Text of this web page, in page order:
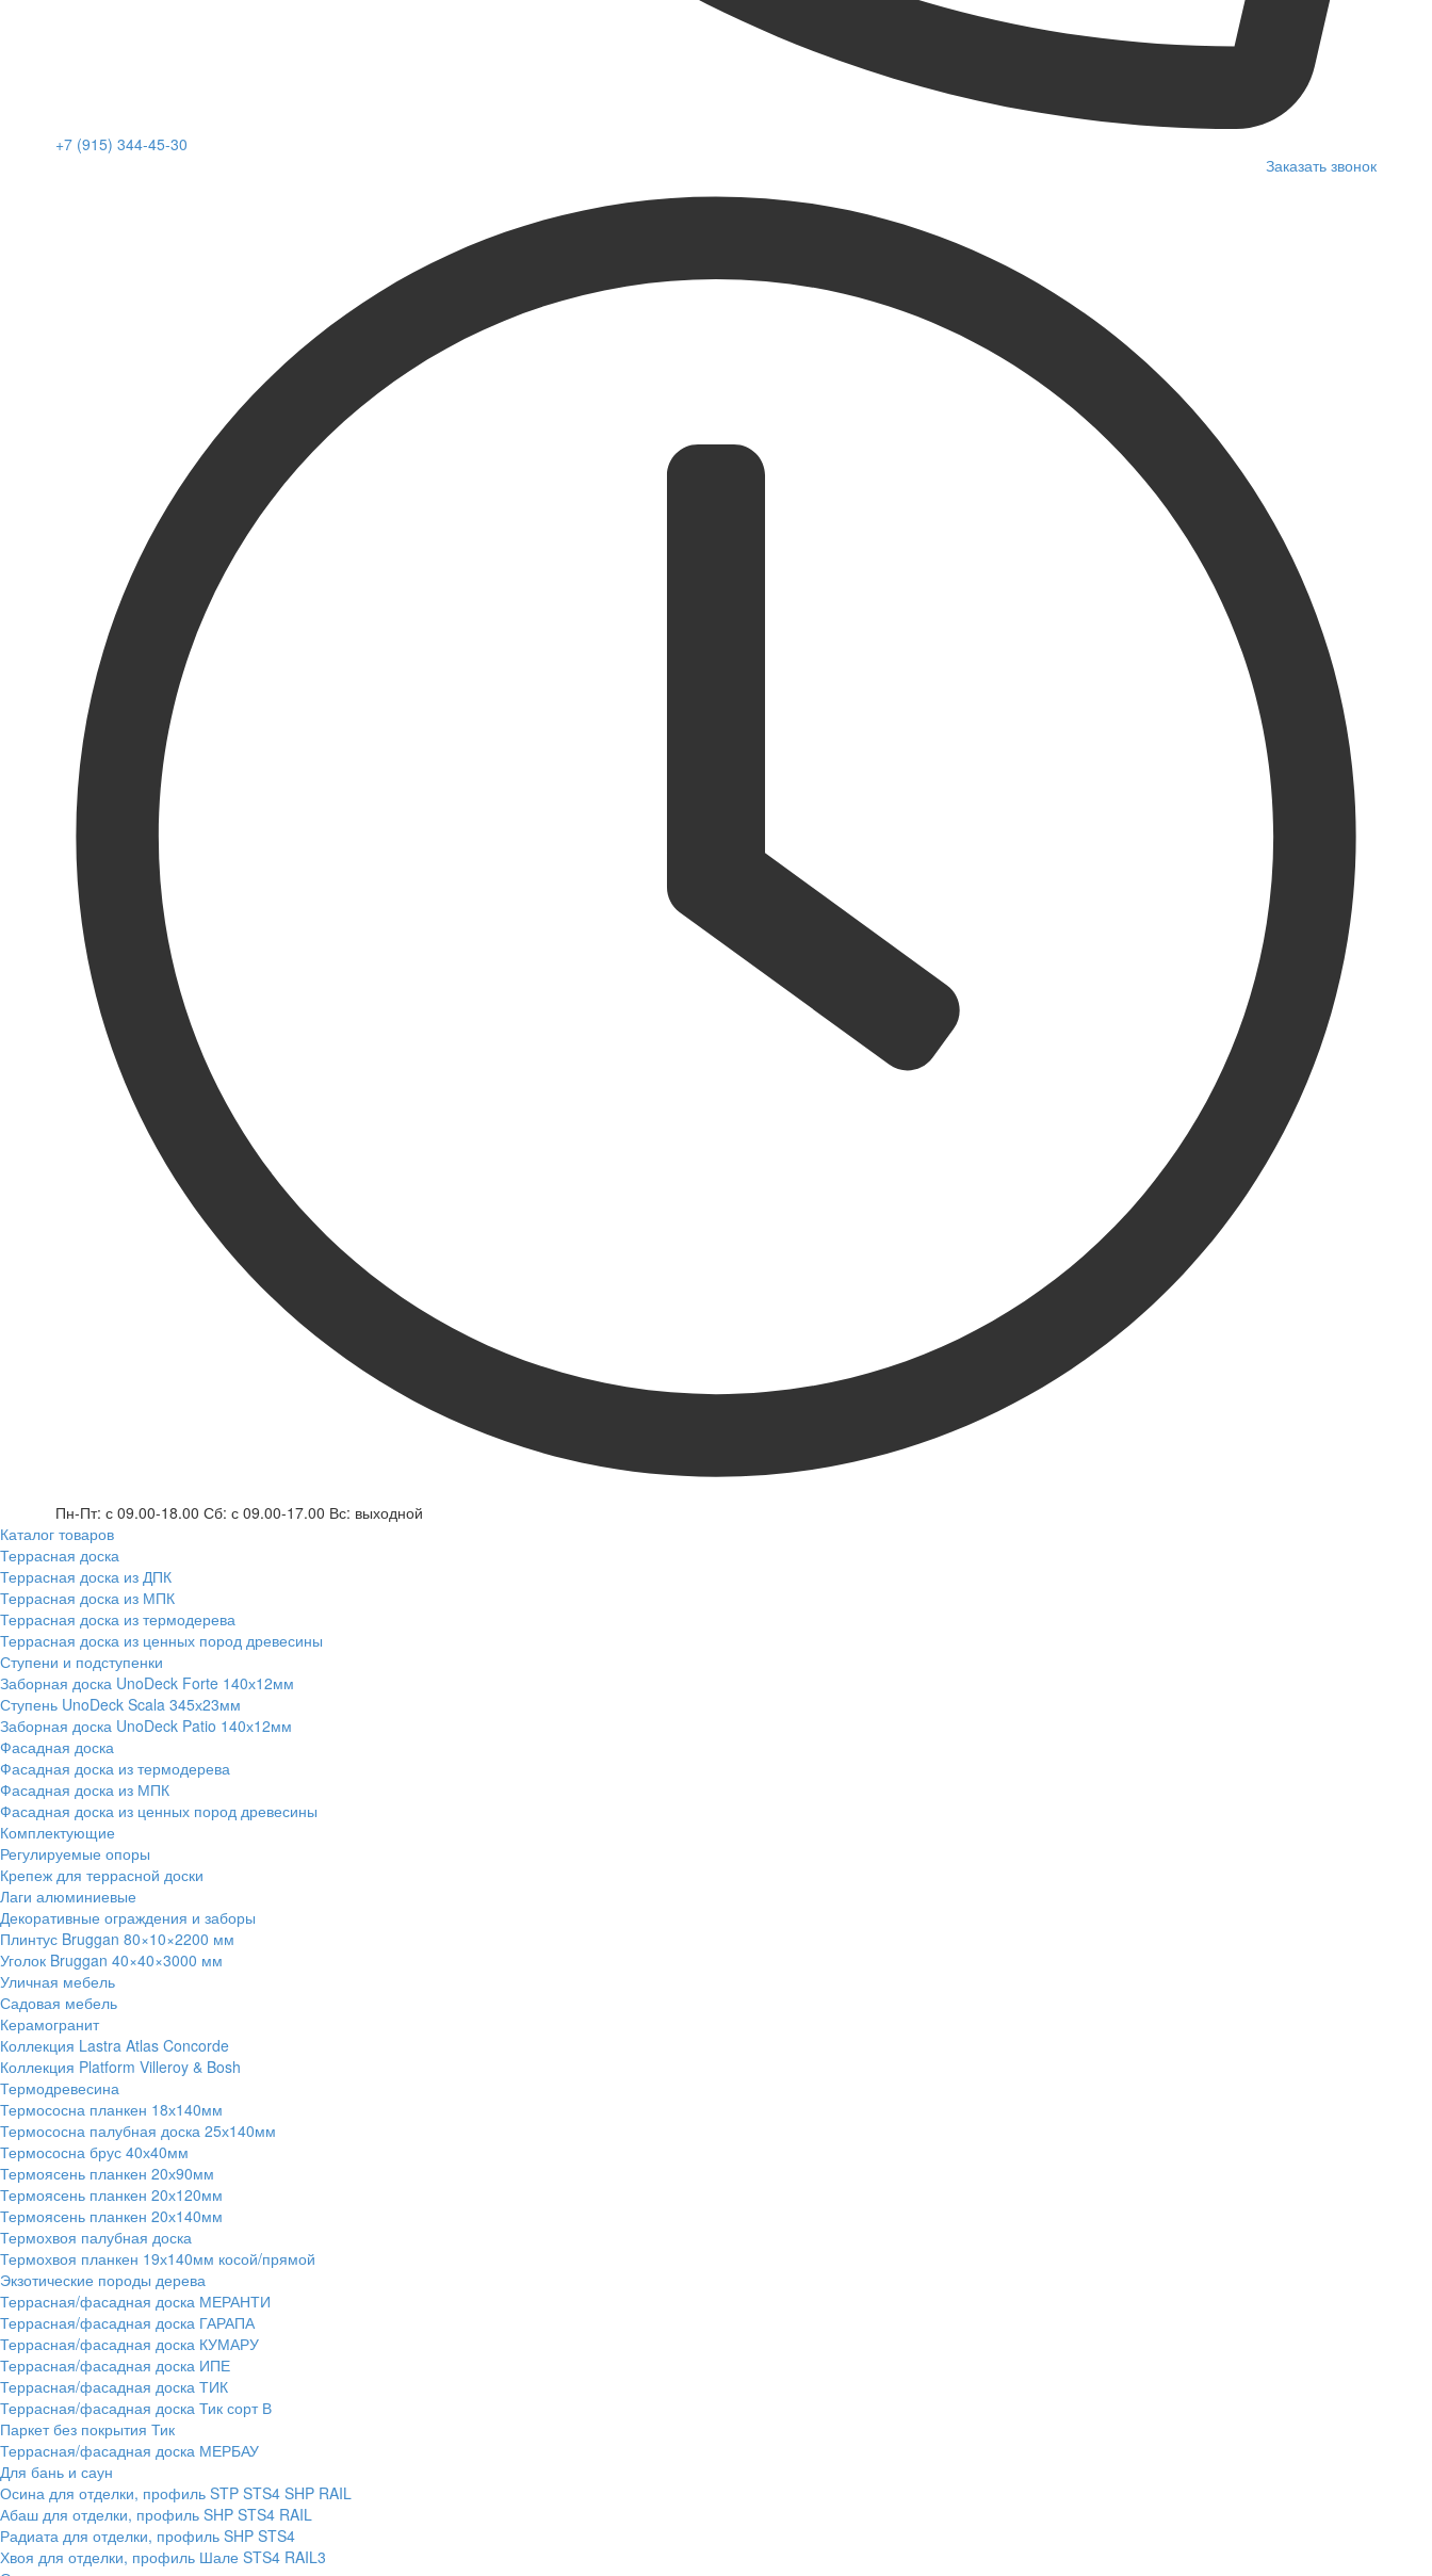
+7 (915) 344-45-30
Заказать звонок
Пн-Пт: с 09.00-18.00 Сб: с 09.00-17.00 Вс: выходной
Каталог товаров
Террасная доска
Террасная доска из ДПК
Террасная доска из МПК
Террасная доска из термодерева
Террасная доска из ценных пород древесины
Ступени и подступенки
Заборная доска UnoDeck Forte 140х12мм
Ступень UnoDeck Scala 345х23мм
Заборная доска UnoDeck Patio 140х12мм
Фасадная доска
Фасадная доска из термодерева
Фасадная доска из МПК
Фасадная доска из ценных пород древесины
Комплектующие
Регулируемые опоры
Крепеж для террасной доски
Лаги алюминиевые
Декоративные ограждения и заборы
Плинтус Bruggan 80×10×2200 мм
Уголок Bruggan 40×40×3000 мм
Уличная мебель
Садовая мебель
Керамогранит
Коллекция Lastra Atlas Concorde
Коллекция Platform Villeroy & Bosh
Термодревесина
Термососна планкен 18х140мм
Термососна палубная доска 25х140мм
Термососна брус 40х40мм
Термоясень планкен 20х90мм
Термоясень планкен 20х120мм
Термоясень планкен 20х140мм
Термохвоя палубная доска
Термохвоя планкен 19х140мм косой/прямой
Экзотические породы дерева
Террасная/фасадная доска МЕРАНТИ
Террасная/фасадная доска ГАРАПА
Террасная/фасадная доска КУМАРУ
Террасная/фасадная доска ИПЕ
Террасная/фасадная доска ТИК
Террасная/фасадная доска Тик сорт В
Паркет без покрытия Тик
Террасная/фасадная доска МЕРБАУ
Для бань и саун
Осина для отделки, профиль STP STS4 SHP RAIL
Абаш для отделки, профиль SHP STS4 RAIL
Радиата для отделки, профиль SHP STS4
Хвоя для отделки, профиль Шале STS4 RAIL3